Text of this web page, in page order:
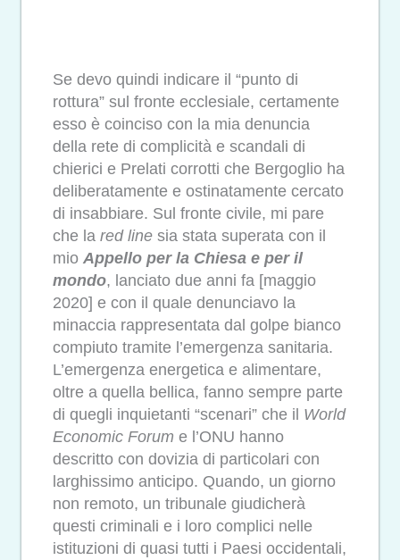
Se devo quindi indicare il “punto di
rottura” sul fronte ecclesiale, certamente
esso è coinciso con la mia denuncia
della rete di complicità e scandali di
chierici e Prelati corrotti che Bergoglio ha
deliberatamente e ostinatamente cercato
di insabbiare. Sul fronte civile, mi pare
che la red line sia stata superata con il
mio Appello per la Chiesa e per il
mondo, lanciato due anni fa [maggio
2020] e con il quale denunciavo la
minaccia rappresentata dal golpe bianco
compiuto tramite l’emergenza sanitaria.
L’emergenza energetica e alimentare,
oltre a quella bellica, fanno sempre parte
di quegli inquietanti “scenari” che il World
Economic Forum e l’ONU hanno
descritto con dovizia di particolari con
larghissimo anticipo. Quando, un giorno
non remoto, un tribunale giudicherà
questi criminali e i loro complici nelle
istituzioni di quasi tutti i Paesi occidentali,